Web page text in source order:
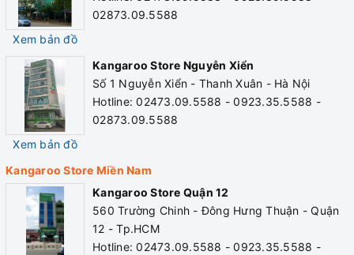
Xem bản đồ
02873.09.5588
Xem bản đồ
Kangaroo Store Nguyễn Xiển
Số 1 Nguyễn Xiển - Thanh Xuân - Hà Nội
Hotline: 02473.09.5588 - 0923.35.5588 -
02873.09.5588
Kangaroo Store Miền Nam
Kangaroo Store Quận 12
560 Trường Chinh - Đông Hưng Thuận - Quận
12 - Tp.HCM
Hotline: 02473.09.5588 - 0923.35.5588 -